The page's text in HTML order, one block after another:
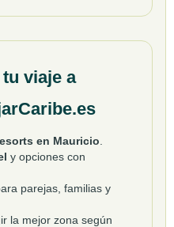
viaje a
en Mauricio
y opciones con
parejas, familias y
la mejor zona según